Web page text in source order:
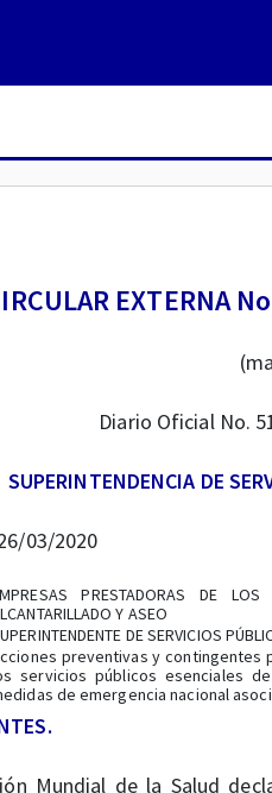
EXTERNA
Diario Oficial No.
SUPERINTENDENCIA DE
03/2020
PRESTADORAS DE LOS
Y ASEO
DE SERVICIOS
preventivas y contingentes
servicios públicos esenciales
de emergencia nacional
Mundial de la Salud